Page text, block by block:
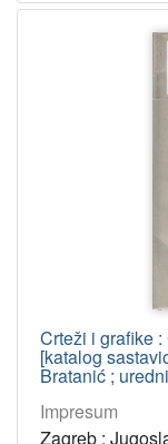
Crteži i grafike
[katalog
Bratanić ;
Impresum
Zagreb :